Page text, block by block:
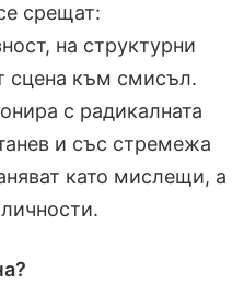
срещат:
на структурни
сцена към смисъл.
с радикалната
и със стремежа
като мислещи, а